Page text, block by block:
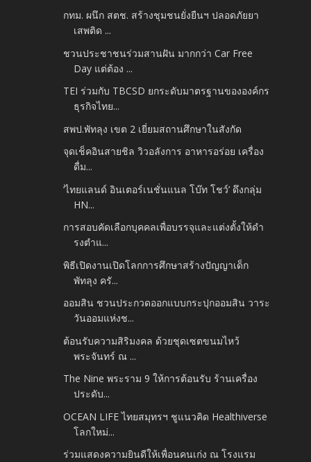
กทม. ผนึก สตช. สร้างชุมชนยั่งยืนฯ ปลอดภัยยา
เสพติด ...
ชวนประชาชนร่วมสานฝัน มากกว่า Car Free
Day แต่ต้อง ...
TEI ร่วมกับ TBCSD ยกระดับมาตรฐานขององค์กร
ธุรกิจไทย...
สพป.พัทลุง เขต 2 เยี่ยมสถานศึกษาในสังกัด
จุดเช็คอินสายชิล วิวอลังการ อาหารอร่อย เครื่อง
ดื่ม...
‘ไทยแลนด์ อินเตอร์เนชั่นแนล โบ๊ท โชว์’ ดึงกลุ่ม
HN...
การสอบคัดเลือกบุคคลเพื่อบรรจุและแต่งตั้งให้ดำ
รงตำแ...
พิธีเปิดงานเปิดโลกการศึกษาสร้างปัญญาเด็ก
พัทลุง ครั...
ออมสิน ชวนประกวดออกแบบกระปุกออมสิน วาระ
วันออมแห่งช...
ต้อนรับความสิริมงคล ด้วยชุดเซตขนมไหว้
พระจันทร์ ณ ...
The Nine พระราม 9 ให้การต้อนรับ ร้านเครื่อง
ประดับ...
OCEAN LIFE ไทยสมุทรฯ ชูแนวคิด Healthiverse
โลกใหม่...
ร่วมแสดงความยินดีให้เพื่อนคนเก่ง ณ โรงแรม